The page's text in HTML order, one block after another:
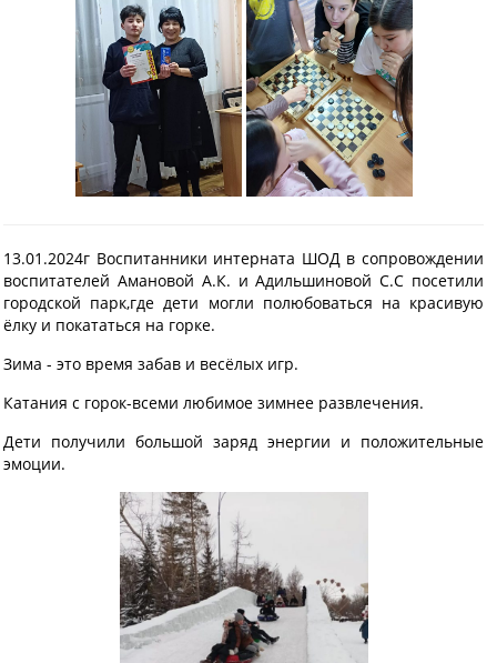
13.01.2024г Воспитанники интерната ШОД в сопровождении
воспитателей Амановой А.К. и Адильшиновой С.С посетили
городской парк,где дети могли полюбоваться на красивую
ёлку и покататься на горке.
Зима - это время забав и весёлых игр.
Катания с горок-всеми любимое зимнее развлечения.
Дети получили большой заряд энергии и положительные
эмоции.